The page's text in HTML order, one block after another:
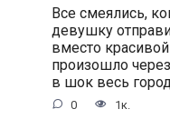
Все смеялись,
девушку
вместо
произошло
в шок весь город
0 1к.